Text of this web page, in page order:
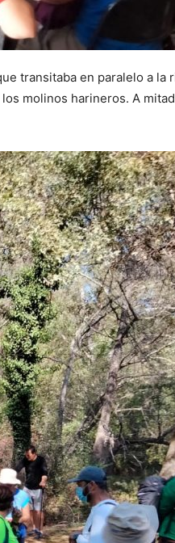
transitaba en paralelo a la
molinos harineros. A